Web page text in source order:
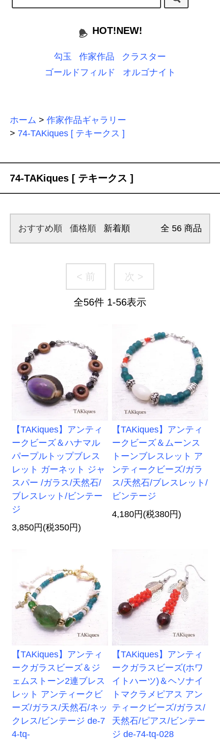
HOT!NEW!
勾玉 作家作品
クラスター
ゴールドフィルド
オルゴナイト
ホーム > 作家作品ギャラリー
> 74-TAKiques [ テキークス ]
74-TAKiques [ テキークス ]
おすすめ順 価格順 新着順 全 56 商品
< 前 次 >
全56件 1-56表示
【TAKiques】アンティ
ークビーズ＆ハナマル
パープルトップブレス
レット ガーネット ジャ
スパー /ガラス/天然石/
ブレスレット/ビンテー
ジ
3,850円(税350円)
【TAKiques】アンティ
ークビーズ＆ムーンス
トーンブレスレット ア
ンティークビーズ/ガラ
ス/天然石/ブレスレット/
ビンテージ
4,180円(税380円)
【TAKiques】アンティ
ークガラスビーズ＆ジ
ェムストーン2連ブレス
レット アンティークビ
ーズ/ガラス/天然石/ネッ
クレス/ビンテージ de-7
4-tq-
【TAKiques】アンティ
ークガラスビーズ(ホワ
イトハーツ)＆ヘソナイ
トマクラメピアス アン
ティークビーズ/ガラス/
天然石/ピアス/ビンテー
ジ de-74-tq-028